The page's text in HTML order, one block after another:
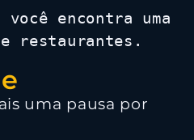
encontra uma
restaurantes.
uma pausa por